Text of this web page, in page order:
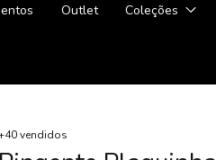
Outlet Coleções
vendidos